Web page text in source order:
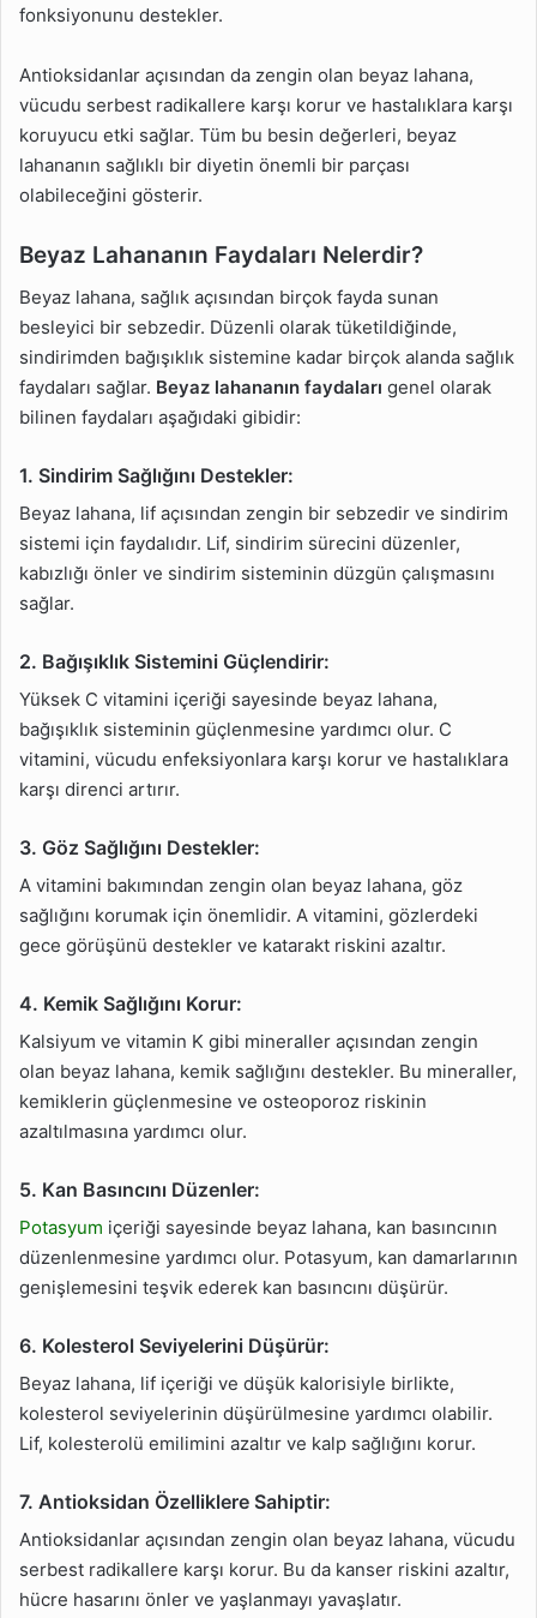
fonksiyonunu destekler.
Antioksidanlar açısından da zengin olan beyaz lahana,
vücudu serbest radikallere karşı korur ve hastalıklara karşı
koruyucu etki sağlar. Tüm bu besin değerleri, beyaz
lahananın sağlıklı bir diyetin önemli bir parçası
olabileceğini gösterir.
Beyaz Lahananın Faydaları Nelerdir?
Beyaz lahana, sağlık açısından birçok fayda sunan
besleyici bir sebzedir. Düzenli olarak tüketildiğinde,
sindirimden bağışıklık sistemine kadar birçok alanda sağlık
faydaları sağlar. Beyaz lahananın faydaları genel olarak
bilinen faydaları aşağıdaki gibidir:
1. Sindirim Sağlığını Destekler:
Beyaz lahana, lif açısından zengin bir sebzedir ve sindirim
sistemi için faydalıdır. Lif, sindirim sürecini düzenler,
kabızlığı önler ve sindirim sisteminin düzgün çalışmasını
sağlar.
2. Bağışıklık Sistemini Güçlendirir:
Yüksek C vitamini içeriği sayesinde beyaz lahana,
bağışıklık sisteminin güçlenmesine yardımcı olur. C
vitamini, vücudu enfeksiyonlara karşı korur ve hastalıklara
karşı direnci artırır.
3. Göz Sağlığını Destekler:
A vitamini bakımından zengin olan beyaz lahana, göz
sağlığını korumak için önemlidir. A vitamini, gözlerdeki
gece görüşünü destekler ve katarakt riskini azaltır.
4. Kemik Sağlığını Korur:
Kalsiyum ve vitamin K gibi mineraller açısından zengin
olan beyaz lahana, kemik sağlığını destekler. Bu mineraller,
kemiklerin güçlenmesine ve osteoporoz riskinin
azaltılmasına yardımcı olur.
5. Kan Basıncını Düzenler:
Potasyum içeriği sayesinde beyaz lahana, kan basıncının
düzenlenmesine yardımcı olur. Potasyum, kan damarlarının
genişlemesini teşvik ederek kan basıncını düşürür.
6. Kolesterol Seviyelerini Düşürür:
Beyaz lahana, lif içeriği ve düşük kalorisiyle birlikte,
kolesterol seviyelerinin düşürülmesine yardımcı olabilir.
Lif, kolesterolü emilimini azaltır ve kalp sağlığını korur.
7. Antioksidan Özelliklere Sahiptir:
Antioksidanlar açısından zengin olan beyaz lahana, vücudu
serbest radikallere karşı korur. Bu da kanser riskini azaltır,
hücre hasarını önler ve yaşlanmayı yavaşlatır.